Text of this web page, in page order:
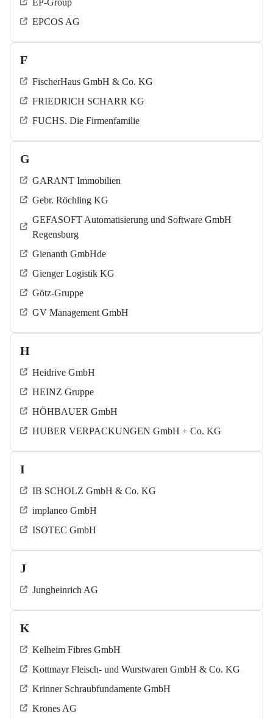
EP-Group
EPCOS AG
F
FischerHaus GmbH & Co. KG
FRIEDRICH SCHARR KG
FUCHS. Die Firmenfamilie
G
GARANT Immobilien
Gebr. Röchling KG
GEFASOFT Automatisierung und Software GmbH
Regensburg
Gienanth GmbHde
Gienger Logistik KG
Götz-Gruppe
GV Management GmbH
H
Heidrive GmbH
HEINZ Gruppe
HÖHBAUER GmbH
HUBER VERPACKUNGEN GmbH + Co. KG
I
IB SCHOLZ GmbH & Co. KG
implaneo GmbH
ISOTEC GmbH
J
Jungheinrich AG
K
Kelheim Fibres GmbH
Kottmayr Fleisch- und Wurstwaren GmbH & Co. KG
Krinner Schraubfundamente GmbH
Krones AG